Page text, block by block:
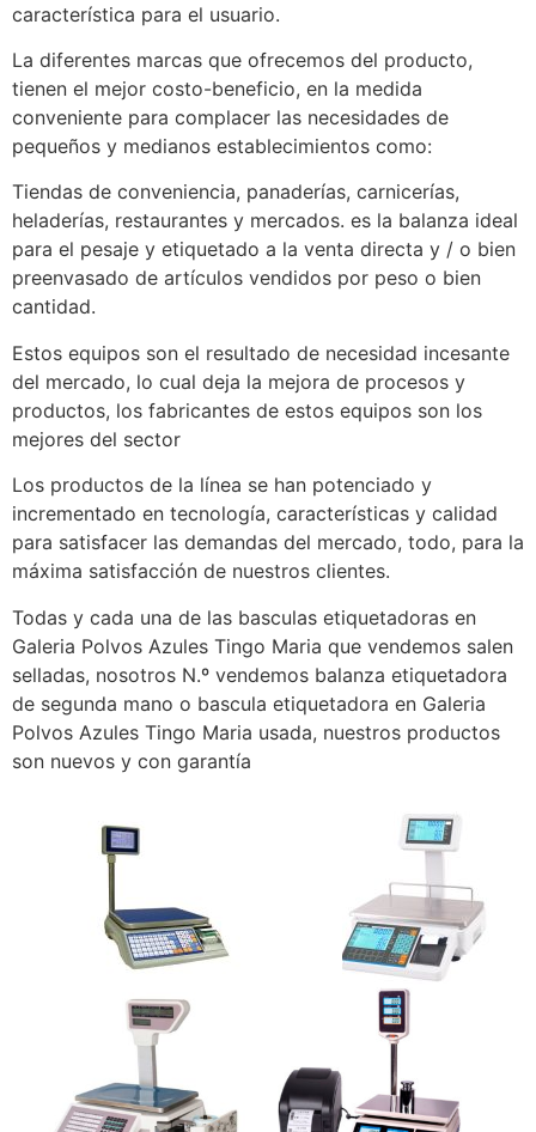
característica para el usuario.
La diferentes marcas que ofrecemos del producto,
tienen el mejor costo-beneficio, en la medida
conveniente para complacer las necesidades de
pequeños y medianos establecimientos como:
Tiendas de conveniencia, panaderías, carnicerías,
heladerías, restaurantes y mercados. es la balanza ideal
para el pesaje y etiquetado a la venta directa y / o bien
preenvasado de artículos vendidos por peso o bien
cantidad.
Estos equipos son el resultado de necesidad incesante
del mercado, lo cual deja la mejora de procesos y
productos, los fabricantes de estos equipos son los
mejores del sector
Los productos de la línea se han potenciado y
incrementado en tecnología, características y calidad
para satisfacer las demandas del mercado, todo, para la
máxima satisfacción de nuestros clientes.
Todas y cada una de las basculas etiquetadoras en
Galeria Polvos Azules Tingo Maria que vendemos salen
selladas, nosotros N.º vendemos balanza etiquetadora
de segunda mano o bascula etiquetadora en Galeria
Polvos Azules Tingo Maria usada, nuestros productos
son nuevos y con garantía